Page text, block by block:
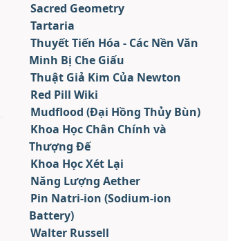
Sacred Geometry
Tartaria
Thuyết Tiến Hóa - Các Nền Văn
Minh Bị Che Giấu
Thuật Giả Kim Của Newton
Red Pill Wiki
Mudflood (Đại Hồng Thủy Bùn)
Khoa Học Chân Chính và
Thượng Đế
Khoa Học Xét Lại
Năng Lượng Aether
Pin Natri-ion (Sodium-ion
Battery)
Walter Russell